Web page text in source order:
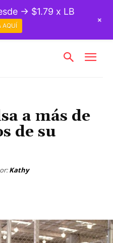
a más de
de su
Kathy
→ $1.79 x LB
AQUÍ
+